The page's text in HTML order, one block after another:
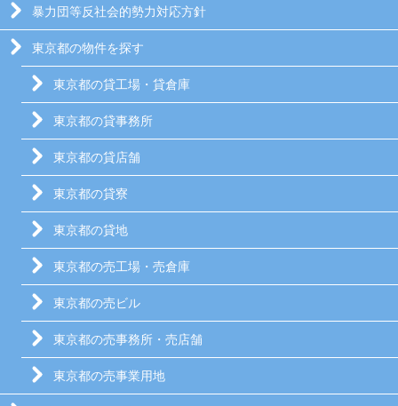
暴力団等反社会的勢力対応方針
東京都の物件を探す
東京都の貸工場・貸倉庫
東京都の貸事務所
東京都の貸店舗
東京都の貸寮
東京都の貸地
東京都の売工場・売倉庫
東京都の売ビル
東京都の売事務所・売店舗
東京都の売事業用地